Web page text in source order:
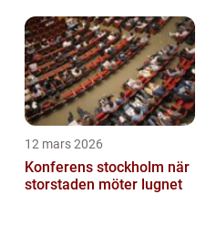
12 mars 2026
Konferens stockholm när
storstaden möter lugnet